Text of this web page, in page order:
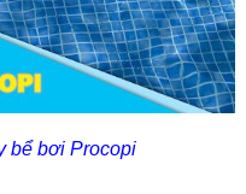
bể bơi Procopi